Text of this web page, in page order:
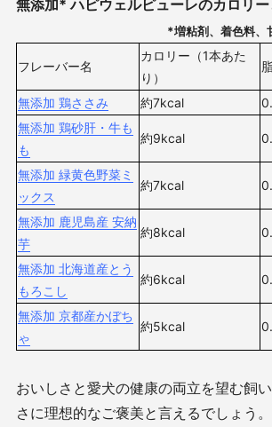
無添加* ハピウェルピューレのカロリ
*増粘剤、着色料、
フレーバー名
カロリー（1本あた
り）
無添加 鶏ささみ 約7kcal
無添加 鶏砂肝・牛も
も
約9kcal
無添加 緑黄色野菜ミ
ックス
約7kcal
無添加 鹿児島産 安納
芋
約8kcal
無添加 北海道産とう
もろこし
約6kcal
無添加 京都産かぼち
ゃ
約5kcal
おいしさと愛犬の健康の両立を望む飼
さに理想的なご褒美と言えるでしょう。